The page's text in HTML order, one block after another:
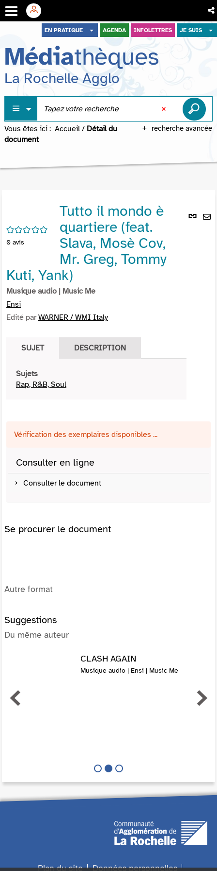
menu
contenu
recherche
EN PRATIQUE AGENDA INFOLETTRES JE SUIS
Médiathèques
La Rochelle Agglo
recherche avancée
Vous êtes ici : Accueil / Détail du
document
Lien
/5
0 avis
Tutto il mondo è
quartiere (feat.
Slava, Mosè Cov,
Mr. Greg, Tommy
Kuti, Yank)
Musique audio | Music Me
Ensi
Edité parWARNER / WMI Italy
SUJET DESCRIPTION
Sujets
Rap, R&B, Soul
Vérification des exemplaires disponibles ...
Consulter en ligne
Consulter le document
Se procurer le document
Autre format
Suggestions
Du même auteur
CLASH AGAIN
Musique audio | Ensi | Music Me
Plan du site Données personnelles